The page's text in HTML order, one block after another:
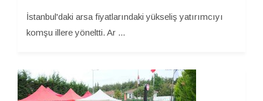
İstanbul'daki arsa fiyatlarındaki yükseliş yatırımcıyı
komşu illere yöneltti. Ar ...